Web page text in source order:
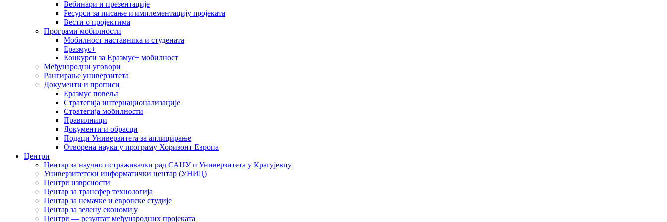
Вебинари и презентације
Ресурси за писање и имплементацију пројеката
Вести о пројектима
Програми мобилности
Мобилност наставника и студената
Еразмус+
Конкурси за Еразмус+ мобилност
Међународни уговори
Рангирање универзитета
Документи и прописи
Еразмус повеља
Стратегија интернационализације
Стратегија мобилности
Правилници
Документи и обрасци
Подаци Универзитета за аплицирање
Отворена наука у програму Хоризонт Европа
Центри
Центар за научно истраживачки рад САНУ и Универзитета у Крагујевцу
Универзитетски информатички центар (УНИЦ)
Центри изврсности
Центар за трансфер технологија
Центар за немачке и европске студије
Центар за зелену економију
Центри — резултат међународних пројеката